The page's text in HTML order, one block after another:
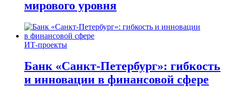
мирового уровня
ИТ-проекты
Банк «Санкт-Петербург»: гибкость
и инновации в финансовой сфере